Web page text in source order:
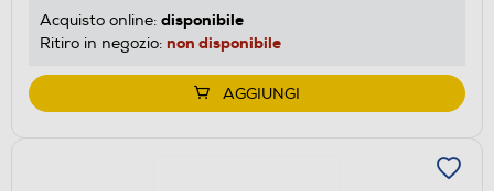
Acquisto online: disponibile
Ritiro in negozio: non disponibile
AGGIUNGI